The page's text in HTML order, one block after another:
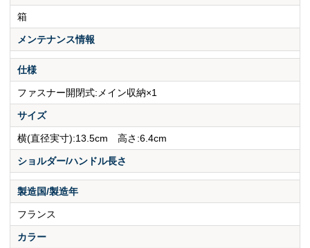
箱
メンテナンス情報
仕様
ファスナー開閉式:メイン収納×1
サイズ
横(直径実寸):13.5cm 高さ:6.4cm
ショルダー/ハンドル長さ
製造国/製造年
フランス
カラー